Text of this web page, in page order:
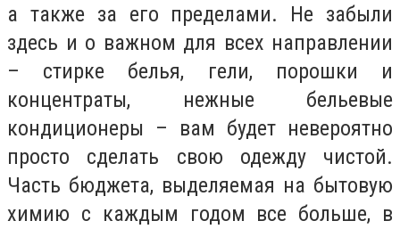
а также за его пределами. Не забыли
здесь и о важном для всех направлении
– стирке белья, гели, порошки и
концентраты, нежные бельевые
кондиционеры – вам будет невероятно
просто сделать свою одежду чистой.
Часть бюджета, выделяемая на бытовую
химию с каждым годом все больше, в